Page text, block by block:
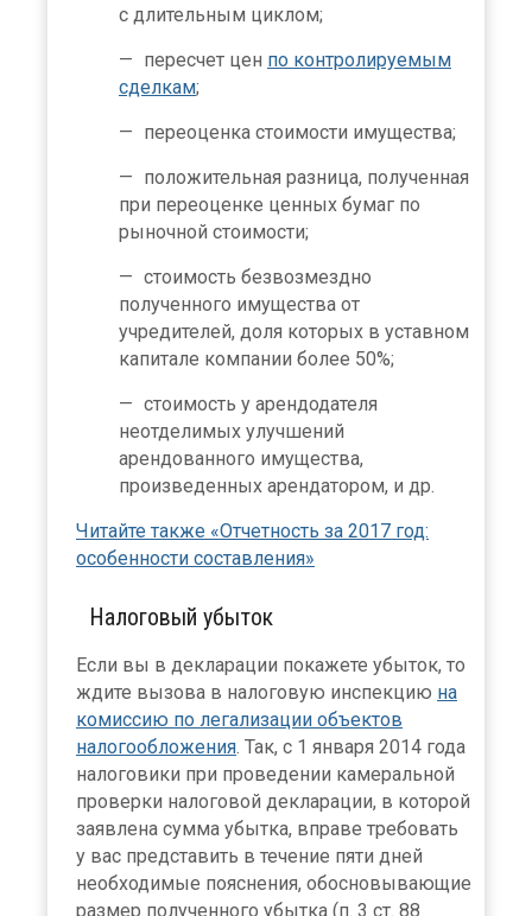
с длительным цик­лом;
пересчет цен по контролируемым
сделкам;
переоценка стоимости имущества;
положительная разница, полученная
при переоценке ценных бумаг по
рыночной стоимости;
стоимость безвозмездно
полученного имущества от
учредителей, доля которых в уставном
капитале компании более 50%;
стоимость у арендодателя
неотделимых улучшений
арендованного имущества,
произведенных арендатором, и др.
Читайте также «Отчетность за 2017 год:
особенности составления»
Налоговый убыток
Если вы в декларации покажете убыток, то
ждите вызова в налоговую инспекцию на
комиссию по легализации объектов
налогообложения . Так, с 1 января 2014 года
налоговики при проведении камеральной
проверки налоговой декларации, в которой
заявлена сумма убытка, вправе требовать
у вас представить в течение пяти дней
необходимые пояснения, обосновывающие
размер полученного убытка (п. 3 ст. 88